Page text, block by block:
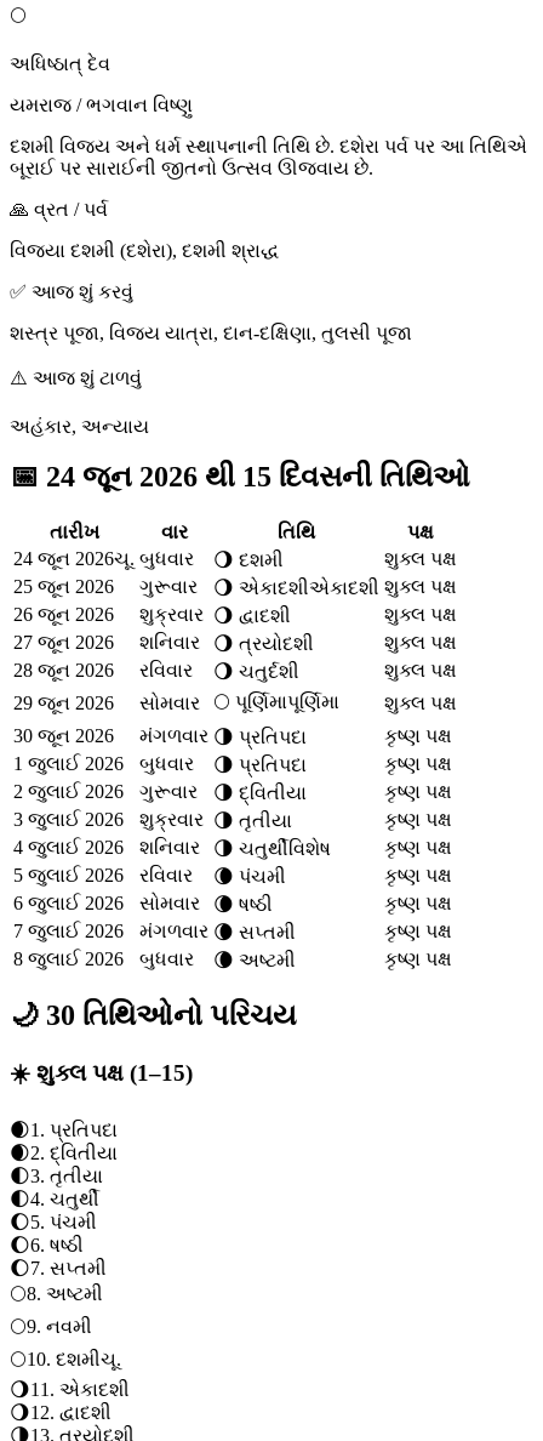
🌕
અધિષ્ઠાત્ દેવ
યમરાજ / ભગવાન વિષ્ણુ
દશમી વિજય અને ધર્મ સ્થાપનાની તિથિ છે. દશેરા પર્વ પર આ તિથિએ
બૂરાઈ પર સારાઈની જીતનો ઉત્સવ ઊજવાય છે.
🙏 વ્રત / પર્વ
વિજયા દશમી (દશેરા), દશમી શ્રાદ્ધ
✅ આજ શું કરવું
શસ્ત્ર પૂજા, વિજય યાત્રા, દાન-દક્ષિણા, તુલસી પૂજા
⚠️ આજ શું ટાળવું
અહંકાર, અન્યાય
📅 24 જૂન 2026 થી 15 દિવસની તિથિઓ
તારીખ વાર તિથિ
પક્ષ
24 જૂન 2026ચૂ. બુધવાર 🌖 દશમી
શુક્લ પક્ષ
25 જૂન 2026
ગુરૂવાર 🌖 એકાદશીએકાદશી શુક્લ પક્ષ
26 જૂન 2026
શુક્રવાર 🌖 દ્વાદશી
શુક્લ પક્ષ
27 જૂન 2026
શનિવાર 🌖 ત્રયોદશી
શુક્લ પક્ષ
28 જૂન 2026
રવિવાર 🌖 ચતુર્દશી
શુક્લ પક્ષ
29 જૂન 2026
સોમવાર 🌕 પૂર્ણિમાપૂર્ણિમા
શુક્લ પક્ષ
30 જૂન 2026
મંગળવાર 🌗 પ્રતિપદા
કૃષ્ણ પક્ષ
1 જુલાઈ 2026
બુધવાર 🌗 પ્રતિપદા
કૃષ્ણ પક્ષ
2 જુલાઈ 2026
ગુરૂવાર 🌗 દ્વિતીયા
કૃષ્ણ પક્ષ
3 જુલાઈ 2026
શુક્રવાર 🌗 તૃતીયા
કૃષ્ણ પક્ષ
4 જુલાઈ 2026
શનિવાર 🌗 ચતુર્થીવિશેષ
કૃષ્ણ પક્ષ
5 જુલાઈ 2026
રવિવાર 🌘 પંચમી
કૃષ્ણ પક્ષ
6 જુલાઈ 2026
સોમવાર 🌘 ષષ્ઠી
કૃષ્ણ પક્ષ
7 જુલાઈ 2026
મંગળવાર 🌘 સપ્તમી
કૃષ્ણ પક્ષ
8 જુલાઈ 2026
બુધવાર 🌘 અષ્ટમી કૃષ્ણ પક્ષ
🌙 30 તિથિઓનો પરિચય
☀️ શુક્લ પક્ષ (1–15)
🌒1 . પ્રતિપદા
🌒2. દ્વિતીયા
🌓3. તૃતીયા
🌓4. ચતુર્થી
🌔5. પંચમી
🌔6. ષષ્ઠી
🌔7. સપ્તમી
🌕8. અષ્ટમી
🌕9. નવમી
🌕10. દશમીચૂ.
🌖11 . એકાદશી
🌖12. દ્વાદશી
🌗13. ત્રયોદશી